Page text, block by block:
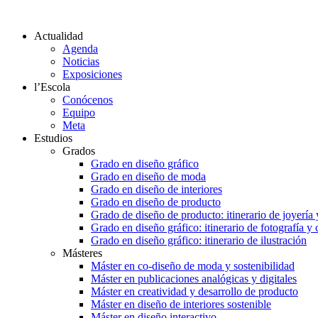
Actualidad
Agenda
Noticias
Exposiciones
l’Escola
Conócenos
Equipo
Meta
Estudios
Grados
Grado en diseño gráfico
Grado en diseño de moda
Grado en diseño de interiores
Grado en diseño de producto
Grado de diseño de producto: itinerario de joyería
Grado en diseño gráfico: itinerario de fotografía y
Grado en diseño gráfico: itinerario de ilustración
Másteres
Máster en co-diseño de moda y sostenibilidad
Máster en publicaciones analógicas y digitales
Máster en creatividad y desarrollo de producto
Máster en diseño de interiores sostenible